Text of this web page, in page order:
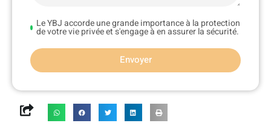
Le YBJ accorde une grande importance à la protection
de votre vie privée et s'engage à en assurer la sécurité.
Envoyer